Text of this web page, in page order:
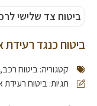
ביטוח צד שלישי
ביטוח כנגד
קטגוריה:ביטוח
תגיות:ביטוח